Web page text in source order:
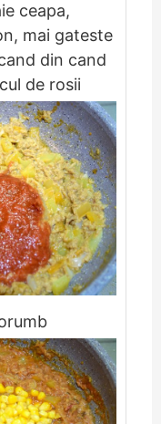
ceapa,
mai gateste
din cand
de rosii